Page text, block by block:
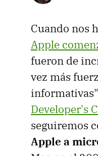
Cuando nos
Apple
fueron de
vez más
Developer's
seguiremos
Apple a